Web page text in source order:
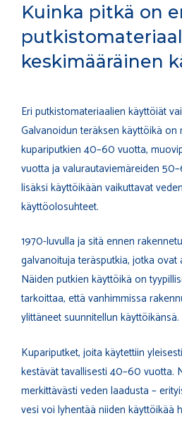
Kuinka pitkä on
keskimääräinen
Eri putkistomateriaalien käyttöiät
Galvanoidun teräksen käyttöikä
kupariputkien 40–60 vuotta,
vuotta ja valurautaviemäreiden
lisäksi käyttöikään vaikuttavat
käyttöolosuhteet.
1970-luvulla ja sitä ennen
galvanoituja teräsputkia, jotka
Näiden putkien käyttöikä on
tarkoittaa, että vanhimmissa
ylittäneet suunnitellun käyttöikänsä.
Kupariputket, joita käytettiin
kestävät tavallisesti 40–60 vuotta.
merkittävästi veden laadusta –
vesi voi lyhentää niiden käyttöikää